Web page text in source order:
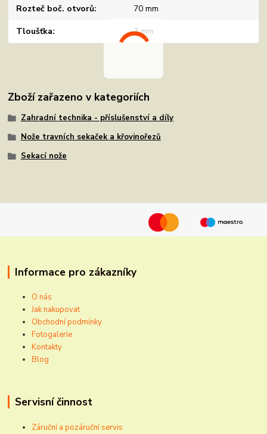
Rozteč boč. otvorů 70 mm
Tloušťka 3 mm
Zboží zařazeno v kategoriích
Zahradní technika - příslušenství a díly
Nože travních sekaček a křovinořezů
Sekací nože
Informace pro zákazníky
O nás
Jak nakupovat
Obchodní podmínky
Fotogalerie
Kontakty
Blog
Servisní činnost
Záruční a pozáruční servis